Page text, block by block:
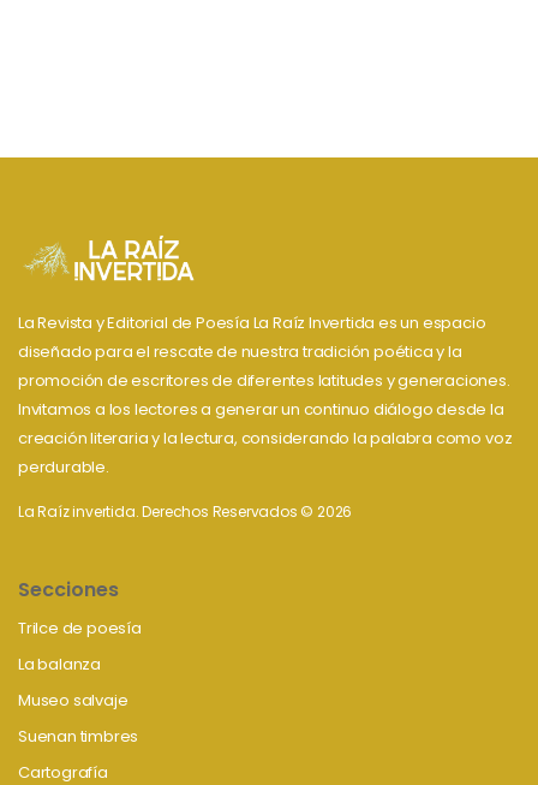
La Revista y Editorial de Poesía La Raíz Invertida es un espacio
diseñado para el rescate de nuestra tradición poética y la
promoción de escritores de diferentes latitudes y generaciones.
Invitamos a los lectores a generar un continuo diálogo desde la
creación literaria y la lectura, considerando la palabra como voz
perdurable.
La Raíz invertida. Derechos Reservados © 2026
Secciones
Trilce de poesía
La balanza
Museo salvaje
Suenan timbres
Cartografía